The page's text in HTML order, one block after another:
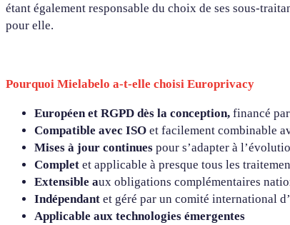
étant également responsable du choix de ses sous-
pour elle.
Pourquoi Mielabelo a-t-elle choisi Europrivacy
Européen et RGPD dès la conception, financé
Compatible avec ISO et facilement combinable
Mises à jour continues pour s’adapter à
Complet et applicable à presque tous les
Extensible aux obligations complémentaires
Indépendant et géré par un comité international
Applicable aux technologies émergentes